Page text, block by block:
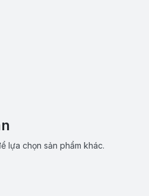
lựa chọn sản phẩm khác.